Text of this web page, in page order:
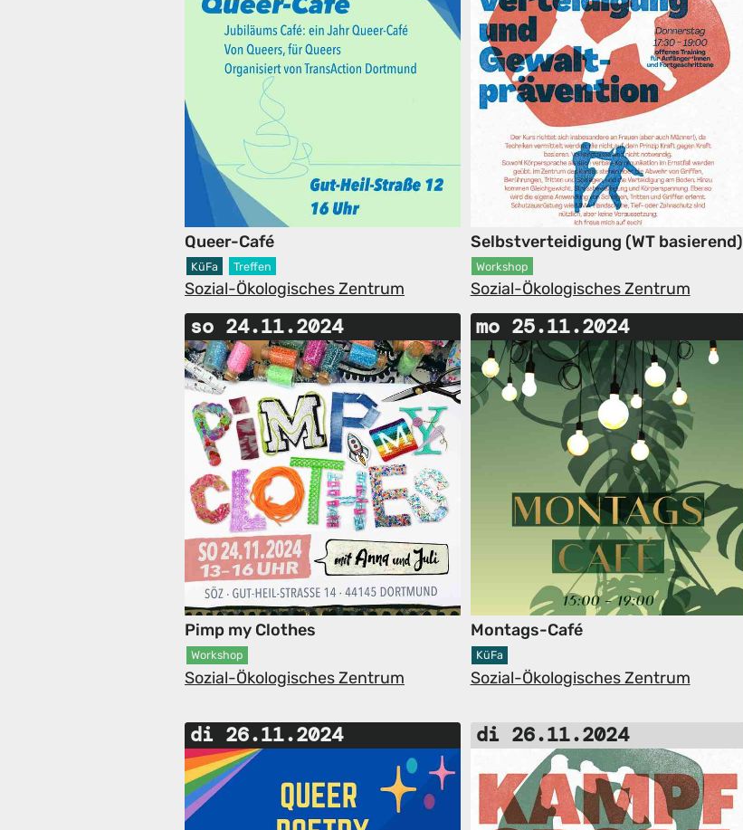
Queer-Café
KüFa Treffen
Sozial-Ökologisches Zentrum
Selbstverteidigung (WT basierend)
Workshop
Sozial-Ökologisches Zentrum
so 24.11.2024
Pimp my Clothes
Workshop
Sozial-Ökologisches Zentrum
mo 25.11.2024
Montags-Café
KüFa
Sozial-Ökologisches Zentrum
di 26.11.2024 di 26.11.2024